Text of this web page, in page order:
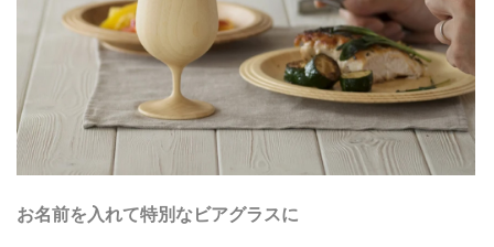
お名前を入れて特別なビアグラスに